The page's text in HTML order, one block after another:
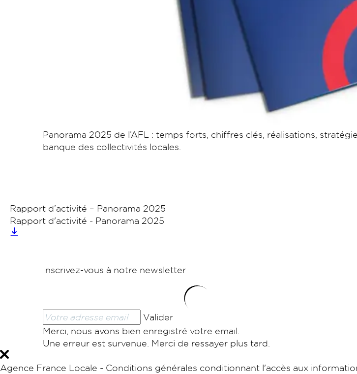
Panorama 2025 de l’AFL : temps forts, chiffres clés, réalisations,
banque des collectivités locales.
Rapport d’activité – Panorama 2025
Rapport d'activité - Panorama 2025
Inscrivez-vous à notre newsletter
Valider
Merci, nous avons bien enregistré votre email.
Une erreur est survenue. Merci de ressayer plus tard.
Agence France Locale - Conditions générales conditionnant l'accès aux